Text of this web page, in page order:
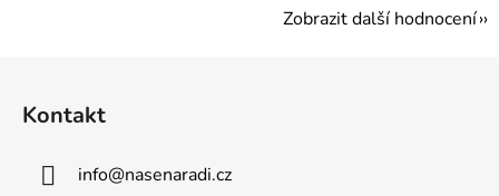
Zobrazit další hodnocení
Kontakt
info@nasenaradi.cz